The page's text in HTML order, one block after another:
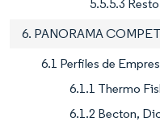
5.5.5.3
6. PANORAMA
6.1 Perfiles de
6.1.1 Thermo
6.1.2 Becton,